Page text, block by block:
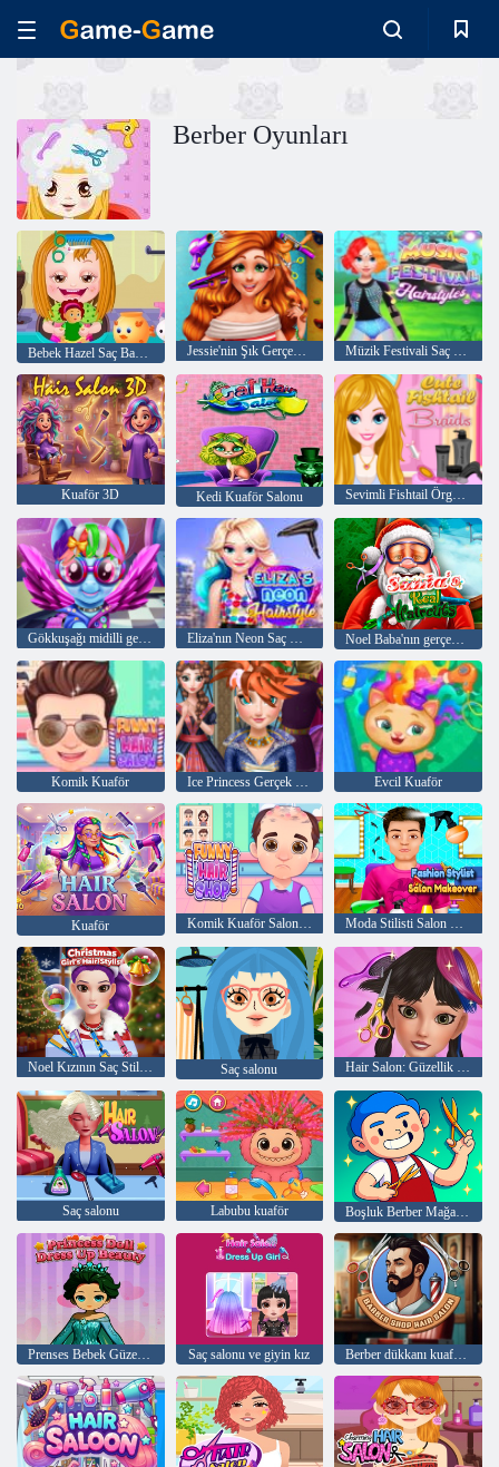
Berber Oyunları
Bebek Hazel Saç Bakımı Jessie'nin Şık Gerçek Saç Kesimleri Müzik Festivali Saç Modelleri
Kuaför 3D Kedi Kuaför Salonu Sevimli Fishtail Örgüler
Gökkuşağı midilli gerçek saç kesimleri Eliza'nın Neon Saç Modeli Noel Baba'nın gerçek Saç Modelleri
Komik Kuaför Ice Princess Gerçek Saç Modelleri Evcil Kuaför
Kuaför Komik Kuaför Salonları Moda Stilisti Salon Makyajı
Noel Kızının Saç Stilisti Saç salonu Hair Salon: Güzellik Salonu
Saç salonu Labubu kuaför Boşluk Berber Mağazası
Prenses Bebek Güzel Giyin Saç salonu ve giyin kız Berber dükkanı kuaför salonu sim